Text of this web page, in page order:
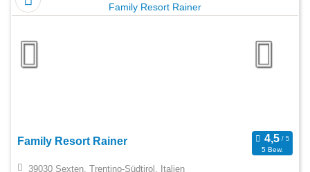
Family Resort Rainer
5 Bew.
39030 Sexten, Trentino-Südtirol, Italien